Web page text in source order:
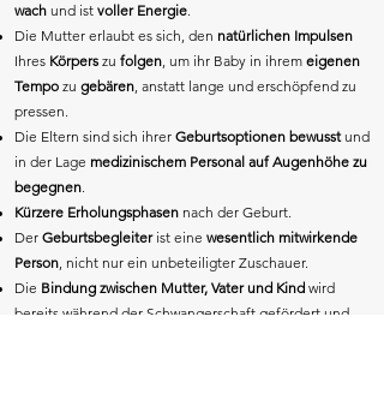
wach und ist voller Energie.
Die Mutter erlaubt es sich, den natürlichen Impulsen
Ihres Körpers zu folgen, um ihr Baby in ihrem eigenen
Tempo zu gebären, anstatt lange und erschöpfend zu
pressen.
Die Eltern sind sich ihrer Geburtsoptionen bewusstund
in der Lage medizinischem Personal auf Augenhöhe zu
begegnen.
Kürzere Erholungsphasen nach der Geburt.
Der Geburtsbegleiterist eine wesentlich mitwirkende
Person, nicht nur ein unbeteiligter Zuschauer.
Die Bindung zwischen Mutter, Vater und Kind wird
bereits während der Schwangerschaft gefördert und